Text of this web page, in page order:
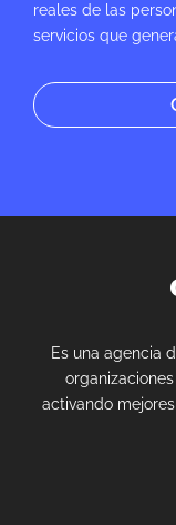
reales de las
servicios que
Es una agencia
activando